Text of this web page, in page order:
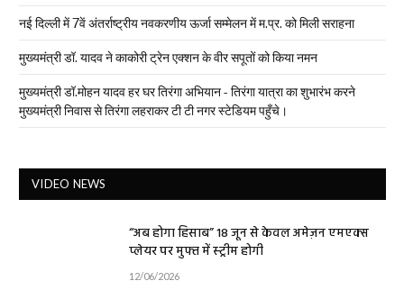
नई दिल्ली में 7वें अंतर्राष्ट्रीय नवकरणीय ऊर्जा सम्मेलन में म.प्र. को मिली सराहना
मुख्यमंत्री डॉ. यादव ने काकोरी ट्रेन एक्शन के वीर सपूतों को किया नमन
मुख्यमंत्री डॉ.मोहन यादव हर घर तिरंगा अभियान - तिरंगा यात्रा का शुभारंभ करने
मुख्यमंत्री निवास से तिरंगा लहराकर टी टी नगर स्टेडियम पहुँचे।
VIDEO NEWS
“अब होगा हिसाब” 18 जून से केवल अमेज़न एमएक्स
प्लेयर पर मुफ्त में स्ट्रीम होगी
12/06/2026